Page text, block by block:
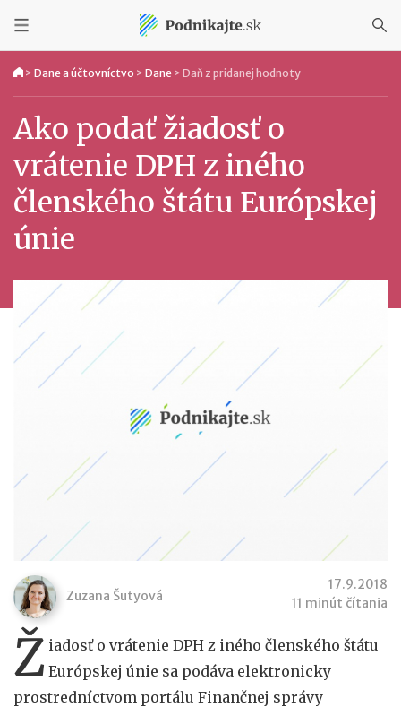
> Dane a účtovníctvo > Dane > Daň z pridanej hodnoty
Ako podať žiadosť o
vrátenie DPH z iného
členského štátu Európskej
únie
Zuzana Šutyová
17.9.2018
11 minút čítania
Ž iadosť o vrátenie DPH z iného členského štátu
Európskej únie sa podáva elektronicky
prostredníctvom portálu Finančnej správy